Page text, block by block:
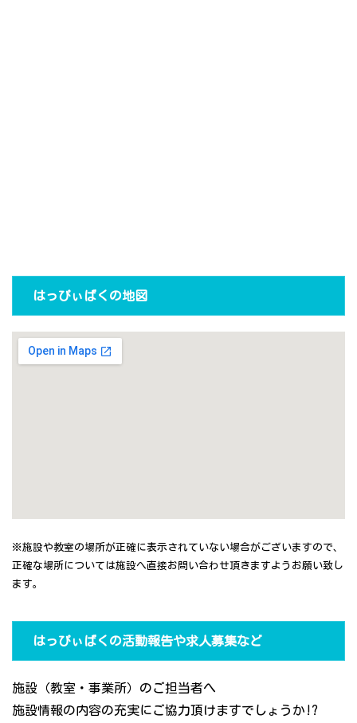
はっぴぃばくの地図
※施設や教室の場所が正確に表示されていない場合がございますので、
正確な場所については施設へ直接お問い合わせ頂きますようお願い致し
ます。
はっぴぃばくの活動報告や求人募集など
施設（教室・事業所）のご担当者へ
施設情報の内容の充実にご協力頂けますでしょうか!?